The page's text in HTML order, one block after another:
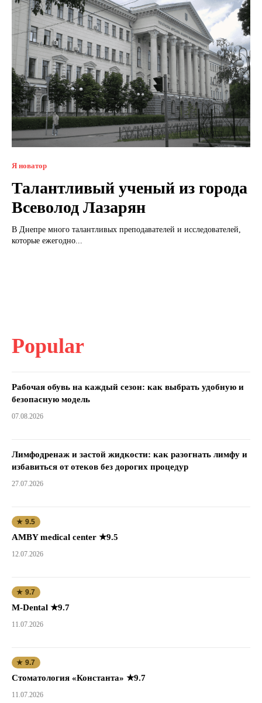
Я новатор
Талантливый ученый из города
Всеволод Лазарян
В Днепре много талантливых преподавателей и исследователей,
которые ежегодно...
Popular
Рабочая обувь на каждый сезон: как выбрать удобную и
безопасную модель
07.08.2026
Лимфодренаж и застой жидкости: как разогнать лимфу и
избавиться от отеков без дорогих процедур
27.07.2026
★ 9.5
AMBY medical center ★9.5
12.07.2026
★ 9.7
M-Dental ★9.7
11.07.2026
★ 9.7
Стоматология «Константа» ★9.7
11.07.2026